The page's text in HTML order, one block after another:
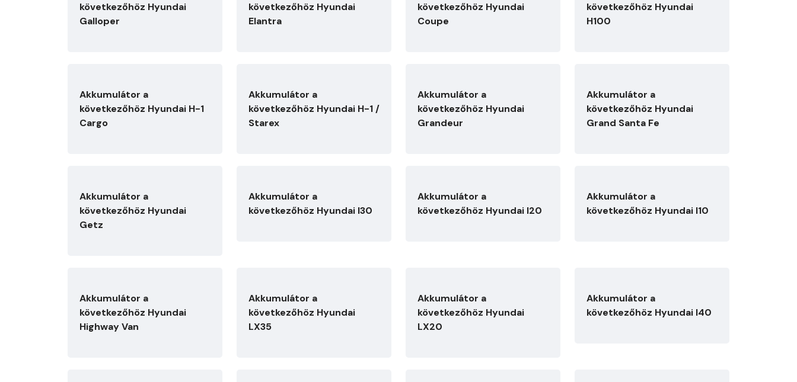
következőhöz Hyundai
Galloper
következőhöz Hyundai
Elantra
következőhöz Hyundai
Coupe
következőhöz Hyundai
H100
Akkumulátor a
következőhöz Hyundai H-1
Cargo
Akkumulátor a
következőhöz Hyundai H-1 /
Starex
Akkumulátor a
következőhöz Hyundai
Grandeur
Akkumulátor a
következőhöz Hyundai
Grand Santa Fe
Akkumulátor a
következőhöz Hyundai
Getz
Akkumulátor a
következőhöz Hyundai I30
Akkumulátor a
következőhöz Hyundai I20
Akkumulátor a
következőhöz Hyundai I10
Akkumulátor a
következőhöz Hyundai
Highway Van
Akkumulátor a
következőhöz Hyundai
LX35
Akkumulátor a
következőhöz Hyundai
LX20
Akkumulátor a
következőhöz Hyundai I40